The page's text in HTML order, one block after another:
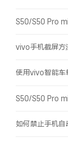
S50/S50 Pro
vivo手机截屏方
使用vivo智能车
S50/S50 Pro
如何禁止手机自